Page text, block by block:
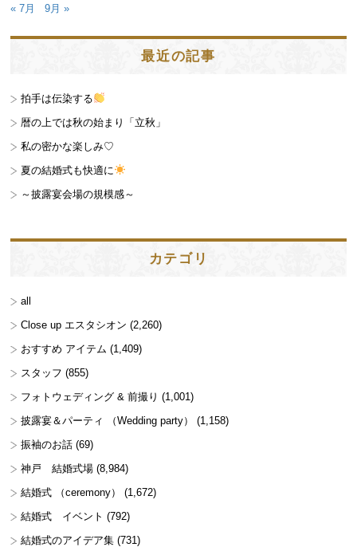
« 7月 9月 »
最近の記事
拍手は伝染する
暦の上では秋の始まり「立秋」
私の密かな楽しみ♡
夏の結婚式も快適に
～披露宴会場の規模感～
カテゴリ
all
Close up エスタシオン (2,260)
おすすめ アイテム (1,409)
スタッフ (855)
フォトウェディング & 前撮り (1,001)
披露宴＆パーティ （Wedding party）
(1,158)
振袖のお話 (69)
神戸 結婚式場 (8,984)
結婚式 （ceremony）
(1,672)
結婚式 イベント (792)
結婚式のアイデア集 (731)